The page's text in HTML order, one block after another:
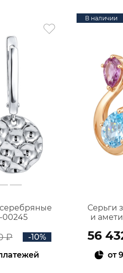
00245
₽
-10%
В наличии
Серьги
и
56
от